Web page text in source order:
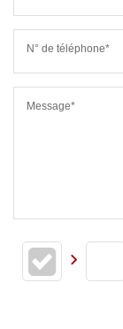
N° de téléphone*
Message*